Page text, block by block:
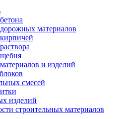
материалов
и изделий
смесей
изделий
строительных материалов